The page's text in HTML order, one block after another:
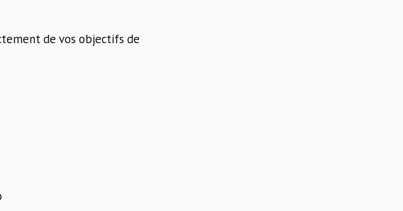
de vos objectifs de